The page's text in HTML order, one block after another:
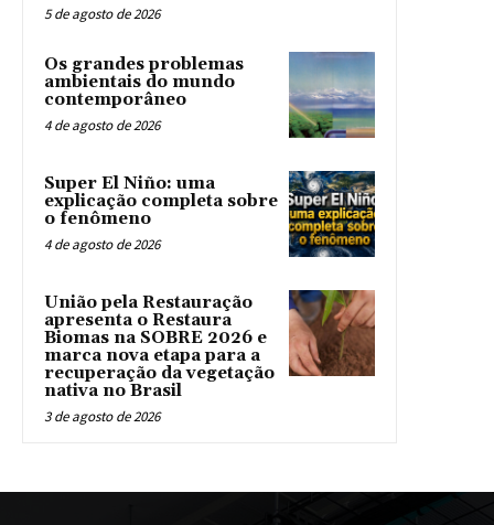
5 de agosto de 2026
Os grandes problemas
ambientais do mundo
contemporâneo
4 de agosto de 2026
Super El Niño: uma
explicação completa sobre
o fenômeno
4 de agosto de 2026
União pela Restauração
apresenta o Restaura
Biomas na SOBRE 2026 e
marca nova etapa para a
recuperação da vegetação
nativa no Brasil
3 de agosto de 2026